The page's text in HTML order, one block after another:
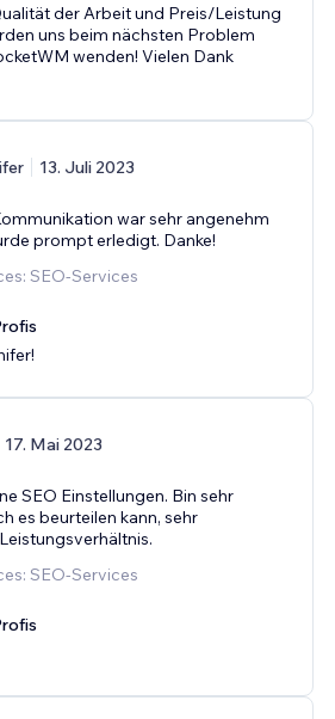
der Arbeit und Preis/Leistung
uns beim nächsten Problem
wenden! Vielen Dank
13. Juli 2023
war sehr angenehm
prompt erledigt. Danke!
SEO-Services
17. Mai 2023
SEO Einstellungen. Bin sehr
es beurteilen kann, sehr
SEO-Services